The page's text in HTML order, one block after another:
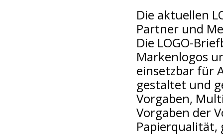
Die aktuellen
Partner und
Die LOGO-
Markenlogos
einsetzbar für
gestaltet und
Vorgaben,
Vorgaben der
Papierqualität,